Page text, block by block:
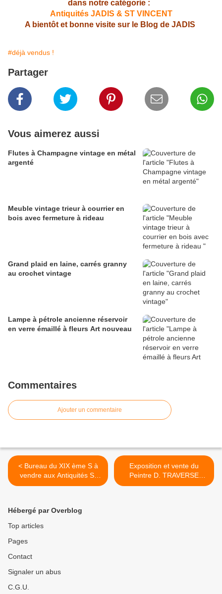
dans notre catégorie :
Antiquités JADIS & ST VINCENT
A bientôt et bonne visite sur le Blog de JADIS
#déjà vendus !
Partager
Vous aimerez aussi
Flutes à Champagne vintage en métal
argenté
Meuble vintage trieur à courrier en
bois avec fermeture à rideau
Grand plaid en laine, carrés granny
au crochet vintage
Lampe à pétrole ancienne réservoir
en verre émaillé à fleurs Art nouveau
Commentaires
Ajouter un commentaire
< Bureau du XIX ème S à
vendre aux Antiquités St
Vincent à Nevers (58000)
Exposition et vente du
Peintre D. TRAVERSE
POULAIN aux Antiquités St
Hébergé par Overblog
Top articles
Pages
Contact
Signaler un abus
C.G.U.